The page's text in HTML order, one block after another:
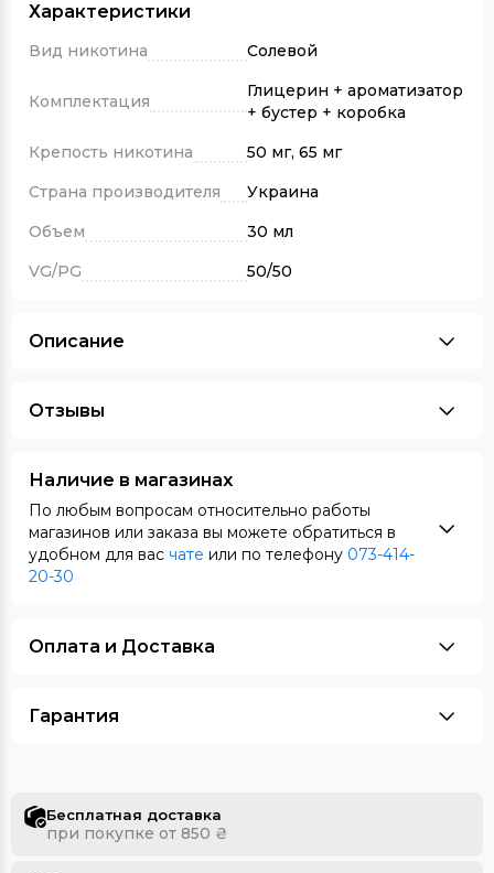
Характеристики
Вид никотина Солевой
Комплектация
Глицерин + ароматизатор
+ бустер + коробка
Крепость никотина
50 мг, 65 мг
Страна производителя
Украина
Объем
30 мл
VG/PG
50/50
Описание
Отзывы
Наличие в магазинах
По любым вопросам относительно работы
магазинов или заказа вы можете обратиться в
удобном для вас чате или по телефону 073-414-
20-30
Оплата и Доставка
Гарантия
Бесплатная доставка
при покупке от 850 ₴